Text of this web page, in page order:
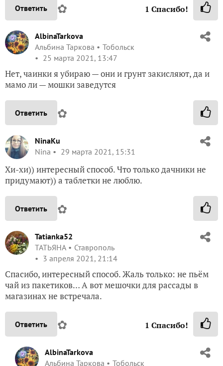
Ответить ✿ 1 Спасибо!
AlbinaTarkova
Альбина Таркова
Тобольск
25 марта 2021, 13:47
Нет, чаинки я убираю — они и грунт закисляют, да и
мамо ли — мошки заведутся
Ответить ✿
NinaKu
Nina
29 марта 2021, 15:31
Хи-хи)) интересный способ. Что только дачники не
придумают)) а таблетки не люблю.
Ответить ✿
Tatianka52
ТАТЬЯНА
Ставрополь
3 апреля 2021, 21:14
Спасибо, интересный способ. Жаль только: не пьём
чай из пакетиков… А вот мешочки для рассады в
магазинах не встречала.
Ответить ✿ 1 Спасибо!
AlbinaTarkova
Альбина Таркова
Тобольск